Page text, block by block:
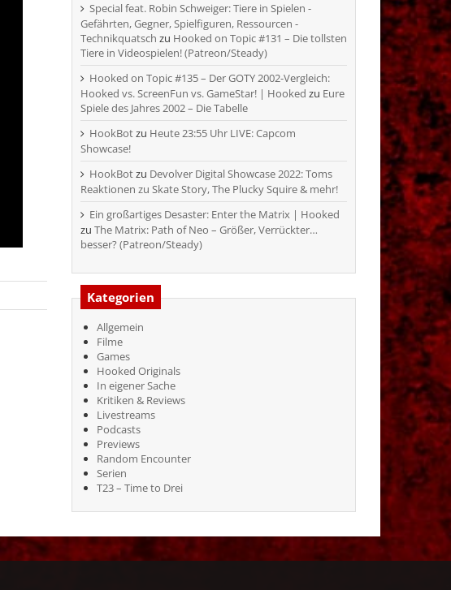
Special feat. Robin Schweiger: Tiere in Spielen -
Gefährten, Gegner, Spielfiguren, Ressourcen -
Technikquatsch zu Hooked on Topic #131 – Die tollsten
Tiere in Videospielen! (Patreon/Steady)
Hooked on Topic #135 – Der GOTY 2002-Vergleich:
Hooked vs. ScreenFun vs. GameStar! | Hooked zu Eure
Spiele des Jahres 2002 – Die Tabelle
HookBotzu Heute 23:55 Uhr LIVE: Capcom
Showcase!
HookBotzu Devolver Digital Showcase 2022: Toms
Reaktionen zu Skate Story, The Plucky Squire & mehr!
Ein großartiges Desaster: Enter the Matrix | Hooked
zu The Matrix: Path of Neo – Größer, Verrückter…
besser? (Patreon/Steady)
Kategorien
Allgemein
Filme
Games
Hooked Originals
In eigener Sache
Kritiken & Reviews
Livestreams
Podcasts
Previews
Random Encounter
Serien
T23 – Time to Drei